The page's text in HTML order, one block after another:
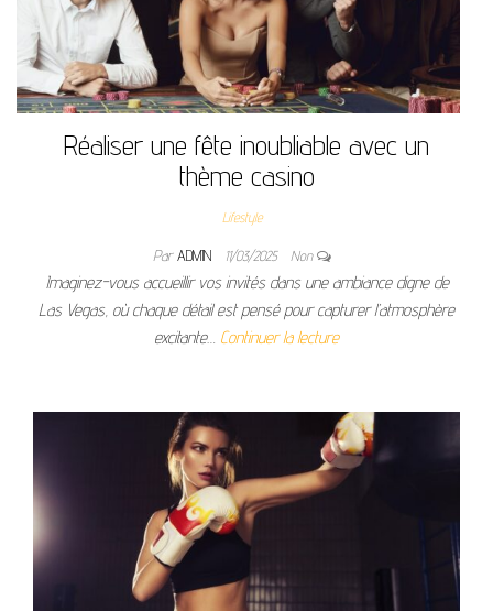
Réaliser une fête inoubliable avec un
thème casino
Lifestyle
ParADMIN 11/03/2025 Non
Imaginez-vous accueillir vos invités dans une ambiance digne de
Las Vegas, où chaque détail est pensé pour capturer l’atmosphère
excitante… Continuer la lecture